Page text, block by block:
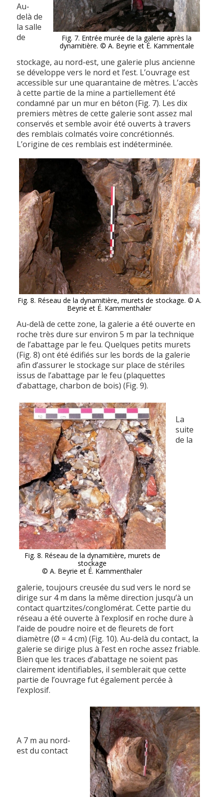
Fig. 7. Entrée murée de la galerie après la
dynamitière. © A. Beyrie et É. Kammentale
Au-
delà de
la salle
de
stockage, au nord-est, une galerie plus ancienne
se développe vers le nord et l’est. L’ouvrage est
accessible sur une quarantaine de mètres. L’accès
à cette partie de la mine a partiellement été
condamné par un mur en béton (Fig. 7). Les dix
premiers mètres de cette galerie sont assez mal
conservés et semble avoir été ouverts à travers
des remblais colmatés voire concrétionnés.
L’origine de ces remblais est indéterminée.
Fig. 8. Réseau de la dynamitière, murets de stockage. © A.
Beyrie et É. Kammenthaler
Au-delà de cette zone, la galerie a été ouverte en
roche très dure sur environ 5 m par la technique
de l’abattage par le feu. Quelques petits murets
(Fig. 8) ont été édifiés sur les bords de la galerie
afin d’assurer le stockage sur place de stériles
issus de l’abattage par le feu (plaquettes
d’abattage, charbon de bois) (Fig. 9).
Fig. 8. Réseau de la dynamitière, murets de
stockage
© A. Beyrie et É. Kammenthaler
La
suite
de la
galerie, toujours creusée du sud vers le nord se
dirige sur 4 m dans la même direction jusqu’à un
contact quartzites/conglomérat. Cette partie du
réseau a été ouverte à l’explosif en roche dure à
l’aide de poudre noire et de fleurets de fort
diamètre (Ø = 4 cm) (Fig. 10). Au-delà du contact, la
galerie se dirige plus à l’est en roche assez friable.
Bien que les traces d’abattage ne soient pas
clairement identifiables, il semblerait que cette
partie de l’ouvrage fut également percée à
l’explosif.
A 7 m au nord-
est du contact